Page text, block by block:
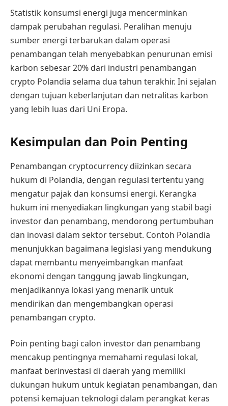
Statistik konsumsi energi juga mencerminkan
dampak perubahan regulasi. Peralihan menuju
sumber energi terbarukan dalam operasi
penambangan telah menyebabkan penurunan emisi
karbon sebesar 20% dari industri penambangan
crypto Polandia selama dua tahun terakhir. Ini sejalan
dengan tujuan keberlanjutan dan netralitas karbon
yang lebih luas dari Uni Eropa.
Kesimpulan dan Poin Penting
Penambangan cryptocurrency diizinkan secara
hukum di Polandia, dengan regulasi tertentu yang
mengatur pajak dan konsumsi energi. Kerangka
hukum ini menyediakan lingkungan yang stabil bagi
investor dan penambang, mendorong pertumbuhan
dan inovasi dalam sektor tersebut. Contoh Polandia
menunjukkan bagaimana legislasi yang mendukung
dapat membantu menyeimbangkan manfaat
ekonomi dengan tanggung jawab lingkungan,
menjadikannya lokasi yang menarik untuk
mendirikan dan mengembangkan operasi
penambangan crypto.
Poin penting bagi calon investor dan penambang
mencakup pentingnya memahami regulasi lokal,
manfaat berinvestasi di daerah yang memiliki
dukungan hukum untuk kegiatan penambangan, dan
potensi kemajuan teknologi dalam perangkat keras